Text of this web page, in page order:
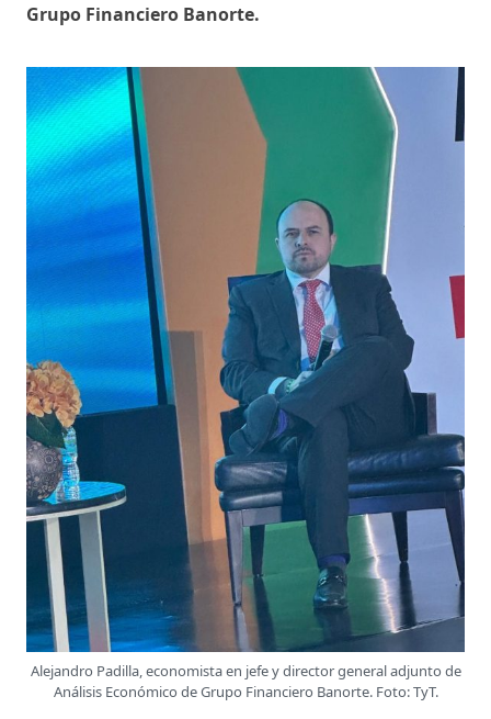
Grupo Financiero Banorte.
Alejandro Padilla, economista en jefe y director general adjunto de
Análisis Económico de Grupo Financiero Banorte. Foto: TyT.